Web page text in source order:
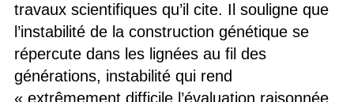
travaux scientifiques qu’il cite. Il souligne que
l’instabilité de la construction génétique se
répercute dans les lignées au fil des
générations, instabilité qui rend
« extrêmement difficile l’évaluation raisonnée